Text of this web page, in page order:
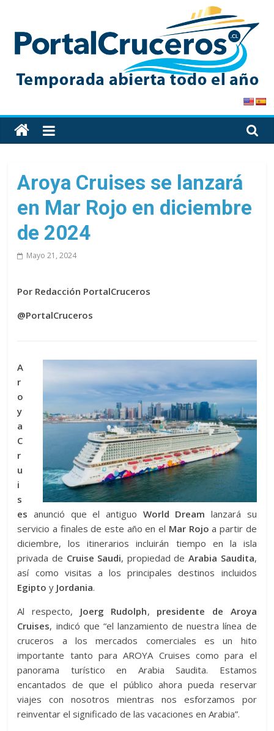
content
PortalCruceros
Toda
la
cruceros
en
solo
Aroya Cruises se lanzará
en Mar Rojo en diciembre
de 2024
Mayo 21, 2024
Por Redacción PortalCruceros
@PortalCruceros
A
r
o
y
a
C
r
u
i
s
es anunció que el antiguo World Dream lanzará su
servicio a finales de este año en el Mar Rojo a partir de
diciembre, los itinerarios incluirán tiempo en la isla
privada de Cruise Saudi, propiedad de Arabia Saudita,
así como visitas a los principales destinos incluidos
Egipto y Jordania.
Al respecto, Joerg Rudolph, presidente de Aroya
Cruises, indicó que “el lanzamiento de nuestra línea de
cruceros a los mercados comerciales es un hito
importante tanto para AROYA Cruises como para el
panorama turístico en Arabia Saudita. Estamos
encantados de que el público ahora pueda reservar
viajes con nosotros mientras nos esforzamos por
reinventar el significado de las vacaciones en Arabia”.